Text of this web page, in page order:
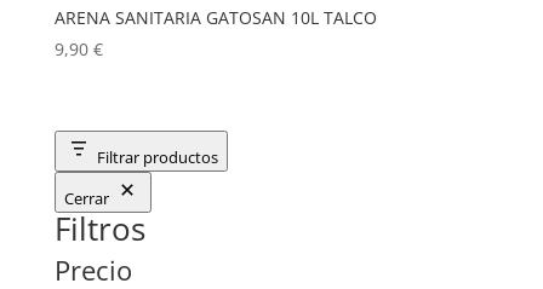
ARENA SANITARIA GATOSAN 10L TALCO
9,90 €
Filtrar productos
Cerrar
Filtros
Precio